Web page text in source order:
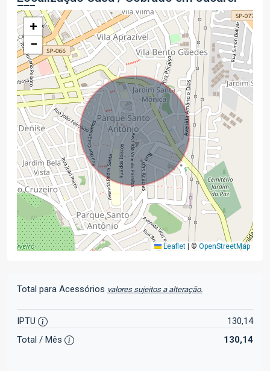
+
−
Leaflet © OpenStreetMap
Total para Acessórios valores sujeitos a alteração.
IPTU
130,14
Total / Mês
130,14